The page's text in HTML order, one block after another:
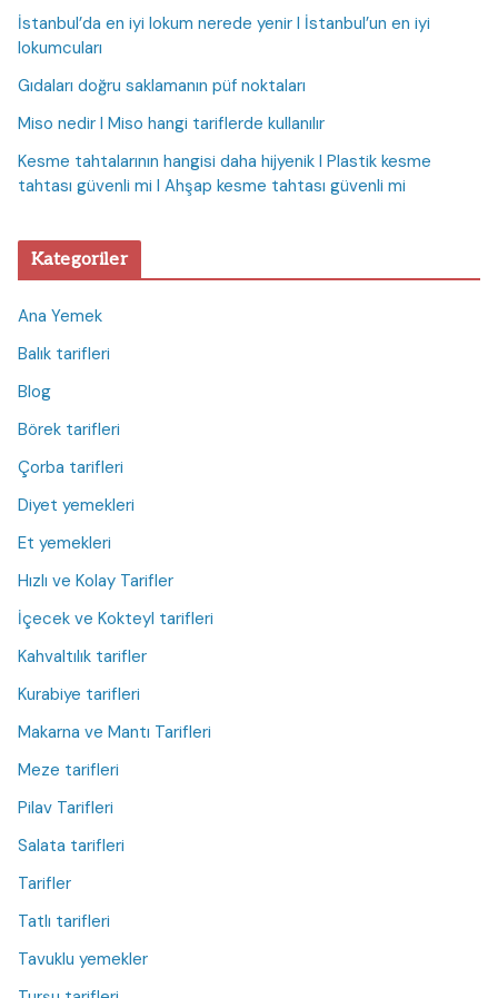
İstanbul’da en iyi lokum nerede yenir I İstanbul’un en iyi
lokumcuları
Gıdaları doğru saklamanın püf noktaları
Miso nedir I Miso hangi tariflerde kullanılır
Kesme tahtalarının hangisi daha hijyenik I Plastik kesme
tahtası güvenli mi I Ahşap kesme tahtası güvenli mi
Kategoriler
Ana Yemek
Balık tarifleri
Blog
Börek tarifleri
Çorba tarifleri
Diyet yemekleri
Et yemekleri
Hızlı ve Kolay Tarifler
İçecek ve Kokteyl tarifleri
Kahvaltılık tarifler
Kurabiye tarifleri
Makarna ve Mantı Tarifleri
Meze tarifleri
Pilav Tarifleri
Salata tarifleri
Tarifler
Tatlı tarifleri
Tavuklu yemekler